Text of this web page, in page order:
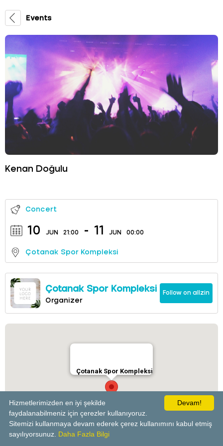
Events
Kenan Doğulu
Concert
10 JUN 21:00 - 11 JUN 00:00
Çotanak Spor Kompleksi
Çotanak Spor Kompleksi
Organizer
Follow on allzin
Çotanak Spor Kompleksi
powered by
Devam!
Hizmetlerimizden en iyi şekilde
faydalanabilmeniz için çerezler kullanıyoruz.
Sitemizi kullanmaya devam ederek çerez kullanımını kabul etmiş
sayılıyorsunuz. Daha Fazla Bilgi